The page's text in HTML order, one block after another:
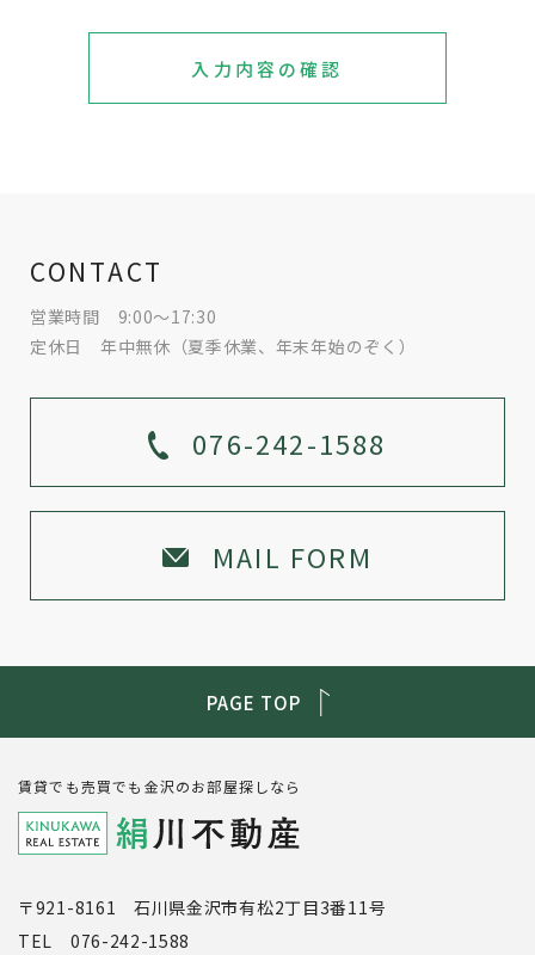
入力内容の確認
CONTACT
営業時間 9:00～17:30
定休日 年中無休（夏季休業、年末年始のぞく）
076-242-1588
MAIL FORM
PAGE TOP
賃貸でも売買でも金沢のお部屋探しなら
〒921-8161 石川県金沢市有松2丁目3番11号
TEL 076-242-1588